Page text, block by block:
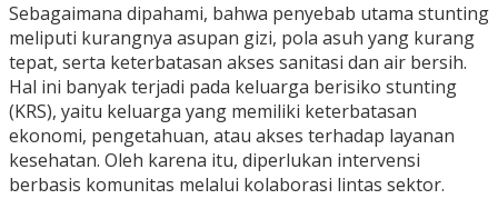
Sebagaimana dipahami, bahwa penyebab utama stunting
meliputi kurangnya asupan gizi, pola asuh yang kurang
tepat, serta keterbatasan akses sanitasi dan air bersih.
Hal ini banyak terjadi pada keluarga berisiko stunting
(KRS), yaitu keluarga yang memiliki keterbatasan
ekonomi, pengetahuan, atau akses terhadap layanan
kesehatan. Oleh karena itu, diperlukan intervensi
berbasis komunitas melalui kolaborasi lintas sektor.